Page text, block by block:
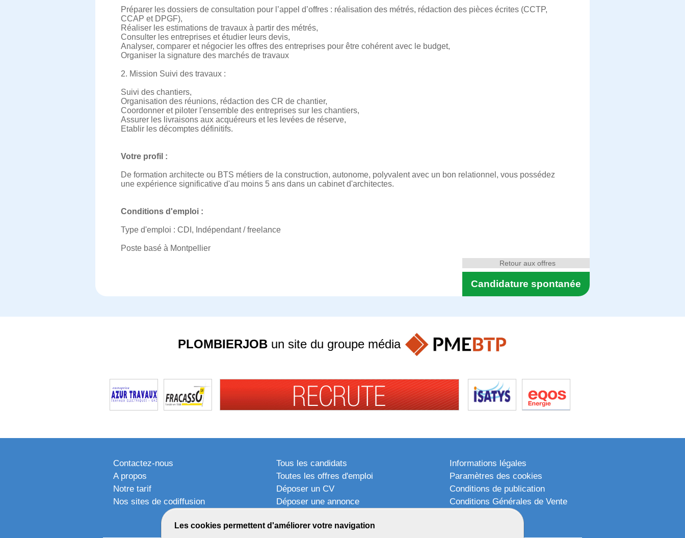
Préparer les dossiers de consultation pour l’appel d’offres : réalisation des métrés, rédaction des pièces écrites (CCTP,
CCAP et DPGF),
Réaliser les estimations de travaux à partir des métrés,
Consulter les entreprises et étudier leurs devis,
Analyser, comparer et négocier les offres des entreprises pour être cohérent avec le budget,
Organiser la signature des marchés de travaux
2. Mission Suivi des travaux :
Suivi des chantiers,
Organisation des réunions, rédaction des CR de chantier,
Coordonner et piloter l'ensemble des entreprises sur les chantiers,
Assurer les livraisons aux acquéreurs et les levées de réserve,
Etablir les décomptes définitifs.
Votre profil :
De formation architecte ou BTS métiers de la construction, autonome, polyvalent avec un bon relationnel, vous possédez
une expérience significative d'au moins 5 ans dans un cabinet d'architectes.
Conditions d'emploi :
Type d'emploi : CDI, Indépendant / freelance
Poste basé à Montpellier
Candidature spontanée
Retour aux offres
Les cookies permettent d'améliorer votre navigation
PLOMBIERJOBun site du groupe média
Contactez-nous
A propos
Notre tarif
Nos sites de codiffusion
Tous les candidats
Toutes les offres d'emploi
Déposer un CV
Déposer une annonce
Informations légales
Paramètres des cookies
Conditions de publication
Conditions Générales de Vente